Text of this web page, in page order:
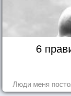
6
Люди меня